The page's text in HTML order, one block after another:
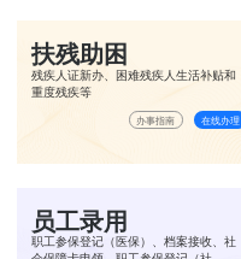
扶残助困
残疾人证新办、困难残疾人生活补贴和
重度残疾等
办事指南 在线办理
员工录用
职工参保登记（医保）、档案接收、社